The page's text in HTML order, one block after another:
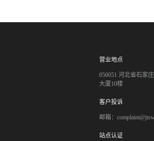
营业地点
050051 河北省石家
大厦10楼
客户投诉
邮箱：
站点认证